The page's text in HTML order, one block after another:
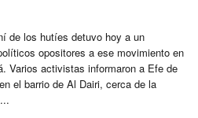
de los hutíes detuvo hoy a un
opositores a ese movimiento en
Varios activistas informaron a Efe de
el barrio de Al Dairi, cerca de la